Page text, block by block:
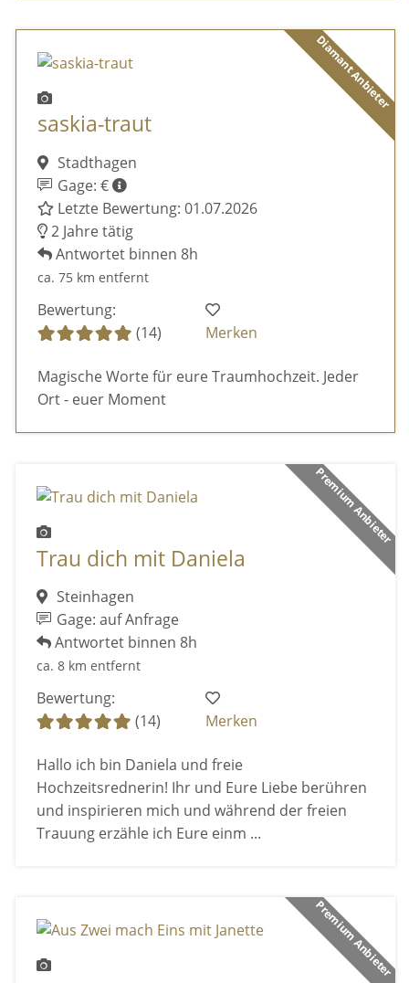
Diamant Anbieter
saskia-traut
Stadthagen
Gage: €
Letzte Bewertung: 01.07.2026
2 Jahre tätig
Antwortet binnen 8h
ca. 75 km entfernt
Bewertung:
(14)
Merken
Magische Worte für eure Traumhochzeit. Jeder
Ort - euer Moment
Premium Anbieter
Trau dich mit Daniela
Steinhagen
Gage: auf Anfrage
Antwortet binnen 8h
ca. 8 km entfernt
Bewertung:
(14)
Merken
Hallo ich bin Daniela und freie
Hochzeitsrednerin! Ihr und Eure Liebe berühren
und inspirieren mich und während der freien
Trauung erzähle ich Eure einm ...
Premium Anbieter